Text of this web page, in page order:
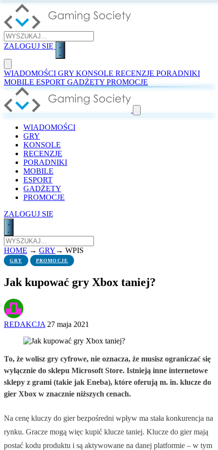
ZALOGUJ SIĘ
WIADOMOŚCI GRY KONSOLE RECENZJE PORADNIKI
MOBILE ESPORT GADŻETY PROMOCJE
WIADOMOŚCI
GRY
KONSOLE
RECENZJE
PORADNIKI
MOBILE
ESPORT
GADŻETY
PROMOCJE
ZALOGUJ SIĘ
HOME → GRY → WPIS
GRY PROMOCJE
Jak kupować gry Xbox taniej?
REDAKCJA 27 maja 2021
To, że wolisz gry cyfrowe, nie oznacza, że musisz ograniczać się
wyłącznie do sklepu Microsoft Store. Istnieją inne internetowe
sklepy z grami (takie jak Eneba), które oferują m. in. klucze do
gier Xbox w znacznie niższych cenach.
Na cenę kluczy do gier bezpośredni wpływ ma stała konkurencja na
rynku. Gracze mogą więc kupić klucze taniej. Klucze do gier mają
postać kodu produktu i są aktywowane na danej platformie – w tym